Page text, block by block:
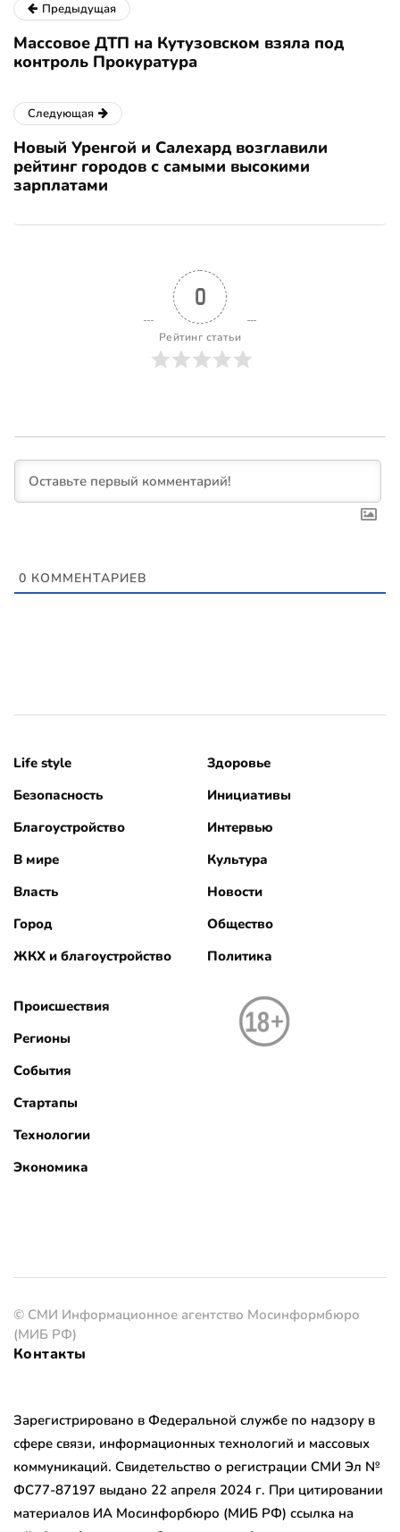
Предыдущая
Массовое ДТП на Кутузовском взяла под
контроль Прокуратура
Следующая
Новый Уренгой и Салехард возглавили
рейтинг городов с самыми высокими
зарплатами
0
Рейтинг статьи
0 КОММЕНТАРИЕВ
Life style
Безопасность
Благоустройство
В мире
Власть
Город
ЖКХ и благоустройство
Здоровье
Инициативы
Интервью
Культура
Новости
Общество
Политика
Происшествия
Регионы
События
Стартапы
Технологии
Экономика
© СМИ Информационное агентство Мосинформбюро
(МИБ РФ)
Контакты
Зарегистрировано в Федеральной службе по надзору в
сфере связи, информационных технологий и массовых
коммуникаций. Свидетельство о регистрации СМИ Эл №
ФС77-87197 выдано 22 апреля 2024 г. При цитировании
материалов ИА Мосинфорбюро (МИБ РФ) ссылка на